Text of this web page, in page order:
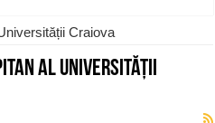
Craiova
al Universității